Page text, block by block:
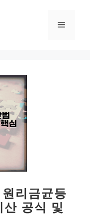
메
리금균등
공식 및